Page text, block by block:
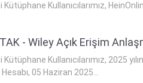
Kütüphane Kullanıcılarımız,
- Wiley Açık Erişim
Kütüphane Kullanıcılarımız, 2025
05 Haziran 2025...